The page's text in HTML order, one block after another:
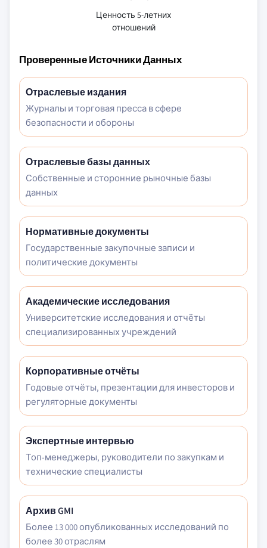
Ценность 5-летних
отношений
Проверенные Источники Данных
Отраслевые издания
Журналы и торговая пресса в сфере
безопасности и обороны
Отраслевые базы данных
Собственные и сторонние рыночные базы
данных
Нормативные документы
Государственные закупочные записи и
политические документы
Академические исследования
Университетские исследования и отчёты
специализированных учреждений
Корпоративные отчёты
Годовые отчёты, презентации для инвесторов и
регуляторные документы
Экспертные интервью
Топ-менеджеры, руководители по закупкам и
технические специалисты
Архив GMI
Более 13 000 опубликованных исследований по
более 30 отраслям